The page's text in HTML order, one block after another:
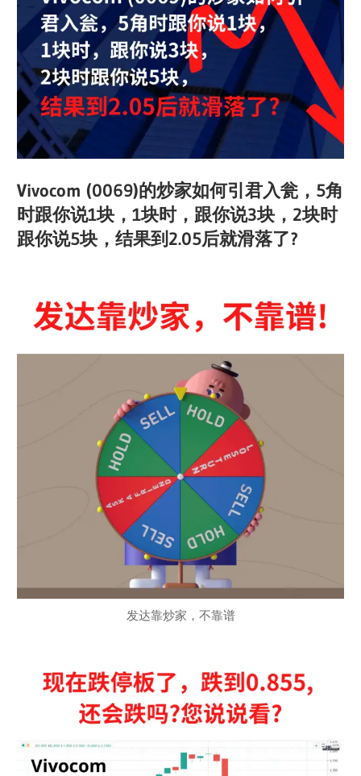
Vivocom (0069)的炒家如何引君入瓮，5角
时跟你说1块，1块时，跟你说3块，2块时
跟你说5块，结果到2.05后就滑落了?
发达靠炒家，不靠谱